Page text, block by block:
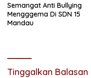
Semangat Anti Bullying
Mengggema Di SDN 15
Mandau
Tinggalkan Balasan